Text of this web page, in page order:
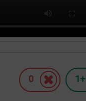
+1
0